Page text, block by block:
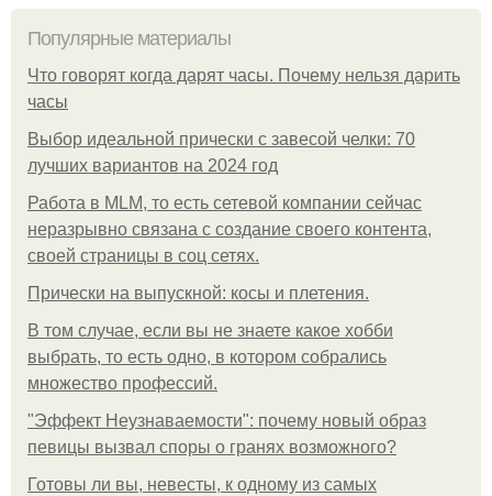
Популярные материалы
Что говорят когда дарят часы. Почему нельзя дарить
часы
Выбор идеальной прически с завесой челки: 70
лучших вариантов на 2024 год
Работа в MLM, то есть сетевой компании сейчас
неразрывно связана с создание своего контента,
своей страницы в соц сетях.
Прически на выпускной: косы и плетения.
В том случае, если вы не знаете какое хобби
выбрать, то есть одно, в котором собрались
множество профессий.
"Эффект Неузнаваемости": почему новый образ
певицы вызвал споры о гранях возможного?
Готовы ли вы, невесты, к одному из самых